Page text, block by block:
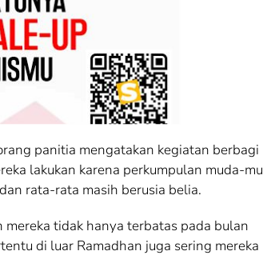
panitia mengatakan kegiatan berbagi
lakukan karena perkumpulan muda-
rata-rata masih berusia belia.
tidak hanya terbatas pada bulan
di luar Ramadhan juga sering mereka